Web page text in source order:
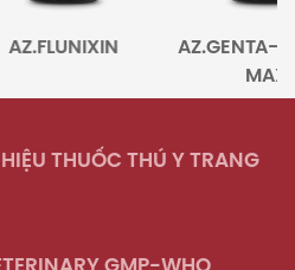
AZ.GENTA-
MAX
THUỐC THÚ Y TRANG